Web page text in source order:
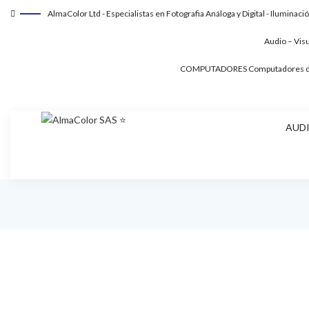
AlmaColor Ltd - Especialistas en Fotografia Análoga y Digital -
Audio –
COMPUTADORES Computadores